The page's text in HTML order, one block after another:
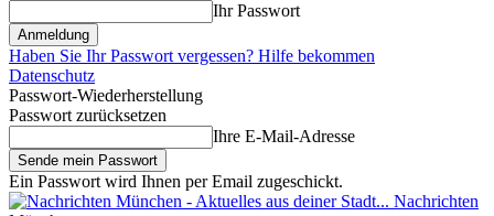
Ihr Passwort
Haben Sie Ihr Passwort vergessen? Hilfe bekommen
Datenschutz
Passwort-Wiederherstellung
Passwort zurücksetzen
Ihre E-Mail-Adresse
Ein Passwort wird Ihnen per Email zugeschickt.
Nachrichten